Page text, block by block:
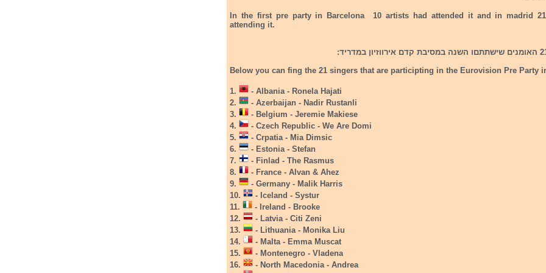
In the first pre party in Barcelona 10 artists had attended it and in madrid
attending it.
Below you can fing the 21 singers that are participting in the Eurovision Pre Party
1.
- Albania - Ronela Hajati
2.
- Azerbaijan - Nadir Rustanli
3.
- Belgium - Jeremie Makiese
4.
- Czech Republic - We Are Domi
5.
- Crpatia - Mia Dimsic
6.
- Estonia - Stefan
7.
- Finlad - The Rasmus
8.
- France - Alvan & Ahez
9.
- Germany - Malik Harris
10.
- Iceland - Systur
11.
- Ireland - Brooke
12.
- Latvia - Citi Zeni
13.
- Lithuania - Monika Liu
14.
- Malta - Emma Muscat
15.
- Montenegro - Vladena
16.
- North Macedonia - Andrea